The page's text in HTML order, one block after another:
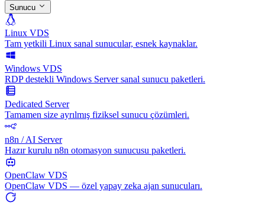
Sunucu
Linux VDS
Tam yetkili Linux sanal sunucular, esnek kaynaklar.
Windows VDS
RDP destekli Windows Server sanal sunucu paketleri.
Dedicated Server
Tamamen size ayrılmış fiziksel sunucu çözümleri.
n8n / AI Server
Hazır kurulu n8n otomasyon sunucusu paketleri.
OpenClaw VDS
OpenClaw VDS — özel yapay zeka ajan sunucuları.